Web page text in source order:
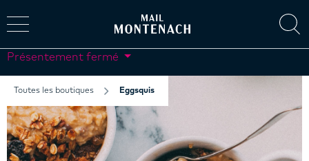
Présentement fermé
Toutes les boutiques Eggsquis